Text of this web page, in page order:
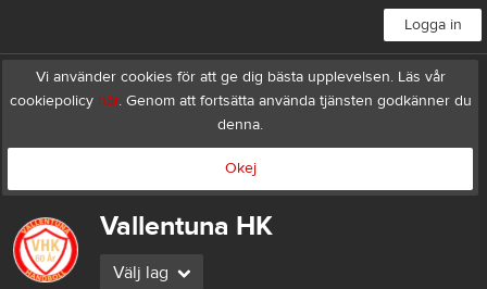
Logga in
Vi använder cookies för att ge dig bästa upplevelsen. Läs vår
cookiepolicy här. Genom att fortsätta använda tjänsten godkänner du
denna.
Okej
Vallentuna HK
Välj lag